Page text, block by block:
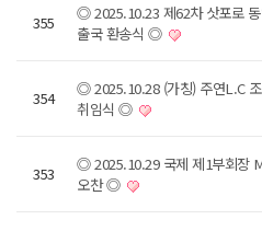
355
◎ 2025.10.23 제62차 삿포로
출국 환송식 ◎
354
◎ 2025.10.28 (가칭) 주연L.C
취임식 ◎
353
◎ 2025.10.29 국제 제1부회장
오찬 ◎